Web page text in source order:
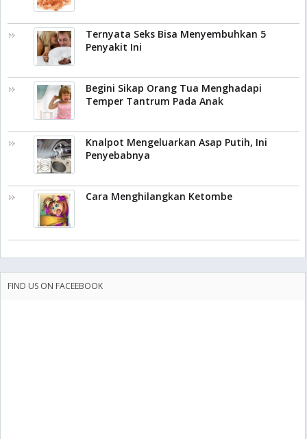
Ternyata Seks Bisa Menyembuhkan 5
Penyakit Ini
Begini Sikap Orang Tua Menghadapi
Temper Tantrum Pada Anak
Knalpot Mengeluarkan Asap Putih, Ini
Penyebabnya
Cara Menghilangkan Ketombe
FIND US ON FACEEBOOK